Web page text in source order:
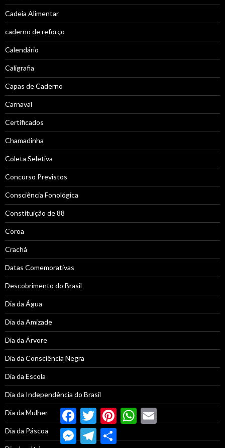
Cadeia Alimentar
caderno de reforço
Calendário
Caligrafia
Capas de Caderno
Carnaval
Certificados
Chamadinha
Coleta Seletiva
Concurso Previstos
Consciência Fonológica
Constituição de 88
Coroa
Crachá
Datas Comemorativas
Descobrimento do Brasil
Dia da Água
Dia da Amizade
Dia da Árvore
Dia da Consciência Negra
Dia da Escola
Dia da Independência do Brasil
Dia da Mulher
Dia da Páscoa
FacebookTwitterPinterestWhatsApp
MessengerTelegram